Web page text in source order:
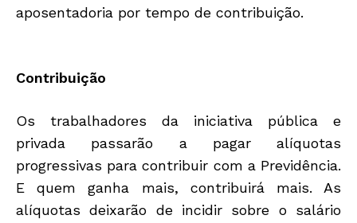
aposentadoria por tempo de contribuição.
Contribuição
Os trabalhadores da iniciativa pública e
privada passarão a pagar alíquotas
progressivas para contribuir com a Previdência.
E quem ganha mais, contribuirá mais. As
alíquotas deixarão de incidir sobre o salário